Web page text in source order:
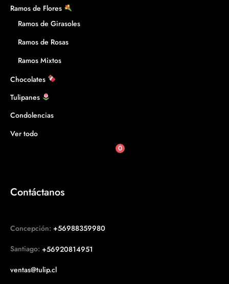
Ramos de Flores
Ramos de Girasoles
Ramos de Rosas
Ramos Mixtos
Chocolates
Tulipanes
Condolencias
Ver todo
0
Contáctanos
Concepción: +56988359980
Santiago: +56920814951
ventas@tulip.cl